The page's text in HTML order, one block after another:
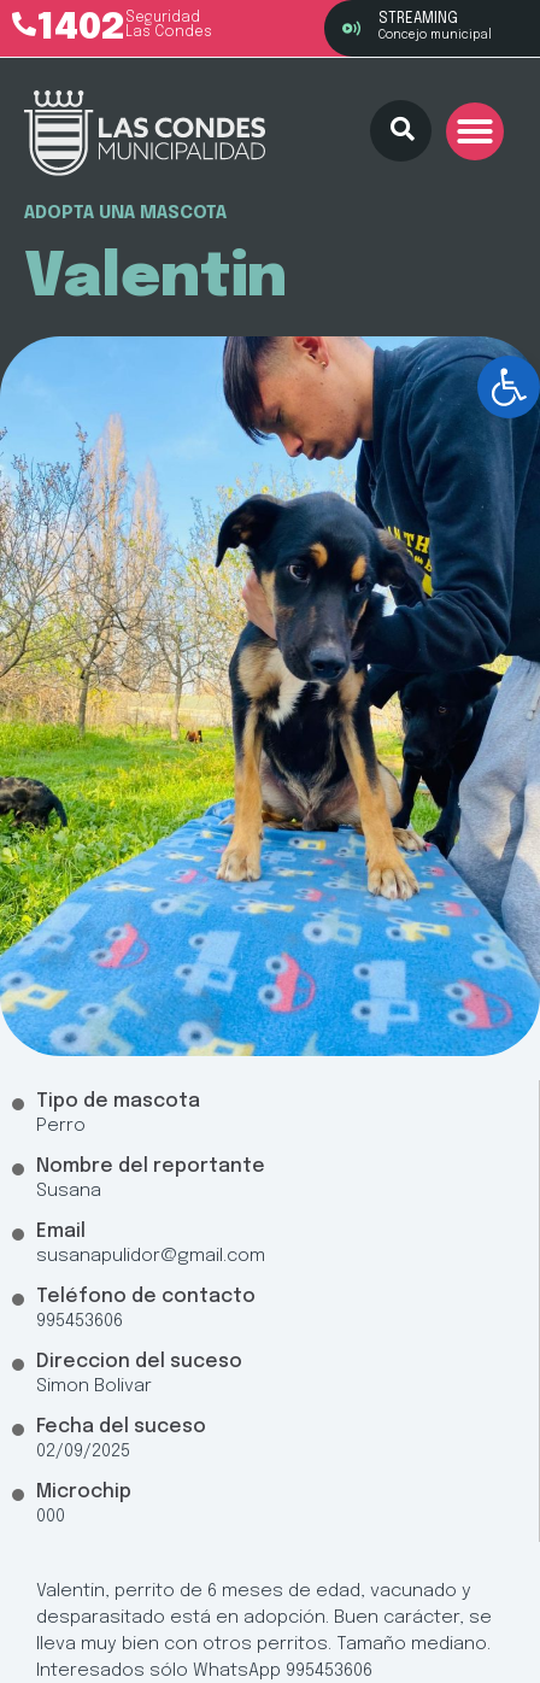
1402 Seguridad
Las Condes
STREAMING
Concejo municipal
ADOPTA UNA MASCOTA
Valentin
Tipo de mascota
Perro
Nombre del reportante
Susana
Email
susanapulidor@gmail.com
Teléfono de contacto
995453606
Direccion del suceso
Simon Bolivar
Fecha del suceso
02/09/2025
Microchip
000
Valentin, perrito de 6 meses de edad, vacunado y
desparasitado está en adopción. Buen carácter, se
lleva muy bien con otros perritos. Tamaño mediano.
Interesados sólo WhatsApp 995453606